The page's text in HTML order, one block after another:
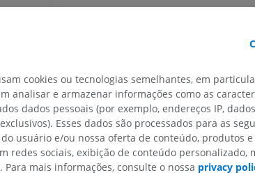
do membro
superior
PREMIUM
Artrografia CT
PREMIUM
IRM do
retropé
IRM
PREMIUM
cookies ou tecnologias semelhantes, em
analisar e armazenar informações como as
dados pessoais (por exemplo, endereços IP,
Esses dados são processados para as
usuário e/ou nossa oferta de conteúdo, produtos e
redes sociais, exibição de conteúdo personalizado,
mais informações, consulte o nossa privacy